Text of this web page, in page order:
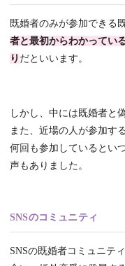
既婚者のみが参加できる
者と最初からわかってい
り だといいます。
しかし、中には既婚者と
また、近場の人が参加す
何回も参加しているとい
声もありました。
SNSのコミュニティ
SNSの既婚者コミュニテ